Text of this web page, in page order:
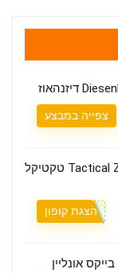
צפייה במבצע
קופון עם 26% הנחה – Tactical Zone טקטיקל
הצגת קופון